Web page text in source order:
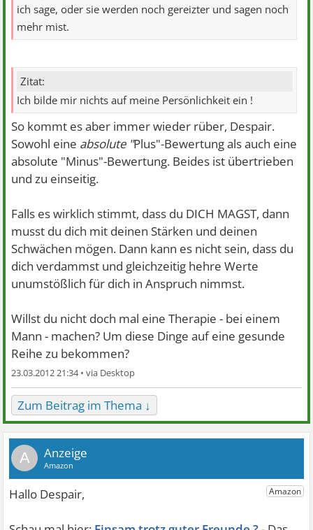
ich sage, oder sie werden noch gereizter und sagen noch
mehr mist.
Zitat:
Ich bilde mir nichts auf meine Persönlichkeit ein !
So kommt es aber immer wieder rüber, Despair.
Sowohl eine absolute "Plus"-Bewertung als auch eine
absolute "Minus"-Bewertung. Beides ist übertrieben
und zu einseitig.
Falls es wirklich stimmt, dass du DICH MAGST, dann
musst du dich mit deinen Stärken und deinen
Schwächen mögen. Dann kann es nicht sein, dass du
dich verdammst und gleichzeitig hehre Werte
unumstößlich für dich in Anspruch nimmst.
Willst du nicht doch mal eine Therapie - bei einem
Mann - machen? Um diese Dinge auf eine gesunde
Reihe zu bekommen?
23.03.2012 21:34 •
Zum Beitrag im Thema ↓
A